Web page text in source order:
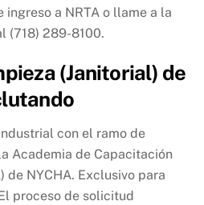
ingreso a NRTA o llame a la
(718) 289-8100.
(Janitorial) de
con el ramo de
Academia de Capacitación
de NYCHA. Exclusivo para
proceso de solicitud